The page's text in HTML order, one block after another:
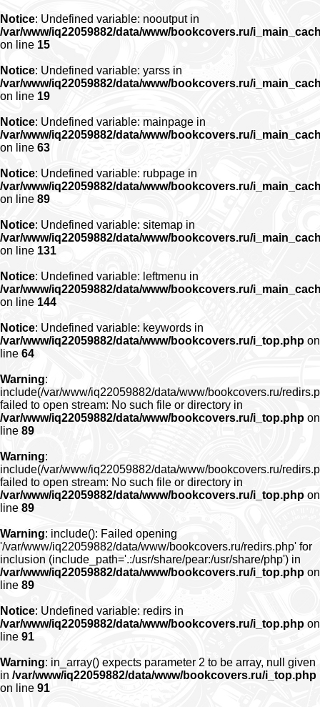
Notice: Undefined variable: nooutput in
/var/www/iq22059882/data/www/bookcovers.ru/
on line 15
Notice: Undefined variable: yarss in
/var/www/iq22059882/data/www/bookcovers.ru/
on line 19
Notice: Undefined variable: mainpage in
/var/www/iq22059882/data/www/bookcovers.ru/
on line 63
Notice: Undefined variable: rubpage in
/var/www/iq22059882/data/www/bookcovers.ru/
on line 89
Notice: Undefined variable: sitemap in
/var/www/iq22059882/data/www/bookcovers.ru/
on line 131
Notice: Undefined variable: leftmenu in
/var/www/iq22059882/data/www/bookcovers.ru/
on line 144
Notice: Undefined variable: keywords in
/var/www/iq22059882/data/www/bookcovers.ru/i_top.php on
line 64
Warning:
include(/var/www/iq22059882/data/www/bookcovers.ru/
failed to open stream: No such file or directory in
/var/www/iq22059882/data/www/bookcovers.ru/i_top.php on
line 89
Warning:
include(/var/www/iq22059882/data/www/bookcovers.ru/
failed to open stream: No such file or directory in
/var/www/iq22059882/data/www/bookcovers.ru/i_top.php on
line 89
Warning: include(): Failed opening
'/var/www/iq22059882/data/www/bookcovers.ru/redirs.php' for
inclusion (include_path='.:/usr/share/pear:/usr/share/php') in
/var/www/iq22059882/data/www/bookcovers.ru/i_top.php on
line 89
Notice: Undefined variable: redirs in
/var/www/iq22059882/data/www/bookcovers.ru/i_top.php on
line 91
Warning: in_array() expects parameter 2 to be array, null given
in /var/www/iq22059882/data/www/bookcovers.ru/i_top.php
on line 91